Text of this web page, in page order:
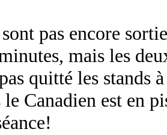
pas encore
mais les
quitté les stands
Canadien est en